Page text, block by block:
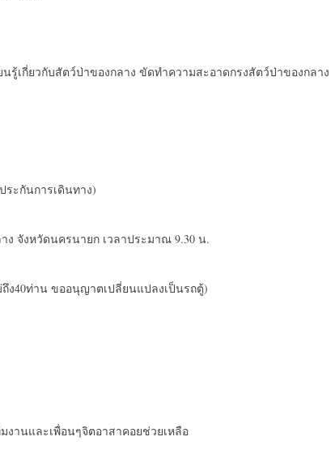
เกี่ยวกับสัตว์ป่าของกลาง ขัดทำความสะอาดกรงสัตว์ป่าของกลาง
ระกันการเดินทาง)
จังหวัดนครนายก เวลาประมาณ 9.30 น.
ง40ท่าน ขออนุญาตเปลี่ยนแปลงเป็นรถตู้)
งานและเพื่อนๆจิตอาสาคอยช่วยเหลือ